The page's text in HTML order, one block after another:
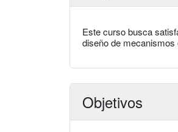
Este curso busca
diseño de
Objetivos